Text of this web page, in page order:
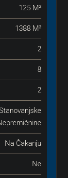
125 M²
1388 M²
2
8
2
Na Čakanju
Ne